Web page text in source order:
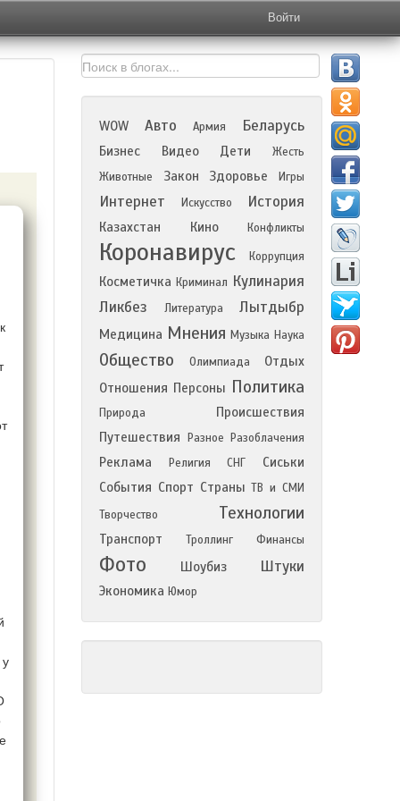
Войти
WOW Авто Армия Беларусь
Бизнес Видео Дети
Жесть
Животные
Закон Здоровье Игры
Интернет Искусство История
Казахстан Кино Конфликты
Коронавирус Коррупция
Косметичка Криминал Кулинария
Ликбез
Литература Лытдыбр
Медицина Мнения Музыка Наука
Общество Олимпиада
Отдых
Отношения Персоны Политика
Природа
Происшествия
Путешествия
Разное Разоблачения
Реклама Религия СНГ
Сиськи
События Спорт Страны ТВ и СМИ
Творчество
Технологии
Транспорт Троллинг Финансы
Фото Шоубиз Штуки
Экономика Юмор